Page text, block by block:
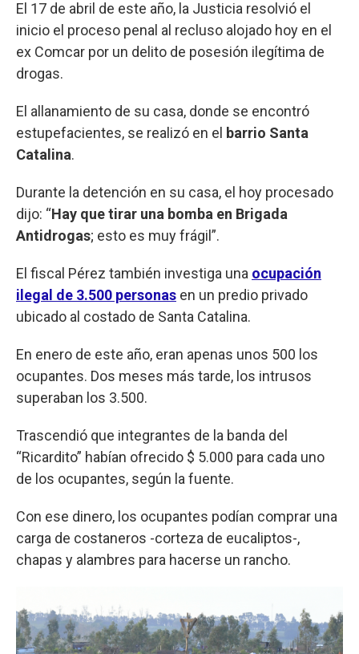
El 17 de abril de este año, la Justicia resolvió el
inicio el proceso penal al recluso alojado hoy en el
ex Comcar por un delito de posesión ilegítima de
drogas.
El allanamiento de su casa, donde se encontró
estupefacientes, se realizó en el barrio Santa
Catalina.
Durante la detención en su casa, el hoy procesado
dijo: “Hay que tirar una bomba en Brigada
Antidrogas; esto es muy frágil”.
El fiscal Pérez también investiga una ocupación
ilegal de 3.500 personas en un predio privado
ubicado al costado de Santa Catalina.
En enero de este año, eran apenas unos 500 los
ocupantes. Dos meses más tarde, los intrusos
superaban los 3.500.
Trascendió que integrantes de la banda del
“Ricardito” habían ofrecido $ 5.000 para cada uno
de los ocupantes, según la fuente.
Con ese dinero, los ocupantes podían comprar una
carga de costaneros -corteza de eucaliptos-,
chapas y alambres para hacerse un rancho.